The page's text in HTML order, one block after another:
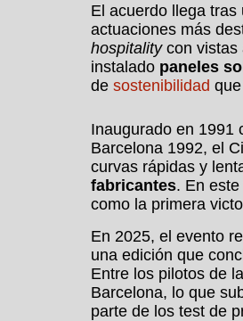
El acuerdo llega tras
actuaciones más
hospitalitycon vistas
instalado paneles
de sostenibilidad
Inaugurado en 1991
Barcelona 1992, el
curvas rápidas y
fabricantes. En
como la primera
En 2025, el evento
una edición que
Entre los pilotos de
Barcelona, lo que
parte de los test de